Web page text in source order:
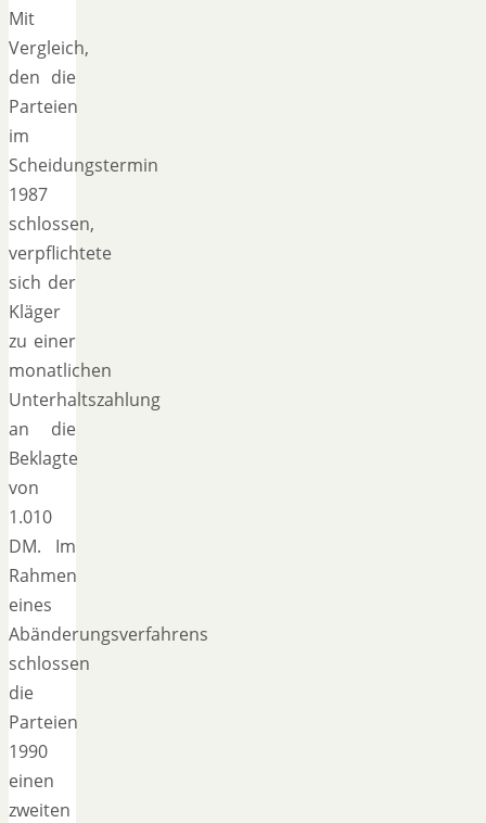
Mit
Vergleich,
den die
Parteien
im
Scheidungstermin
1987
schlossen,
verpflichtete
sich der
Kläger
zu einer
monatlichen
Unterhaltszahlung
an die
Beklagte
von
1.010
DM. Im
Rahmen
eines
Abänderungsverfahrens
schlossen
die
Parteien
1990
einen
zweiten